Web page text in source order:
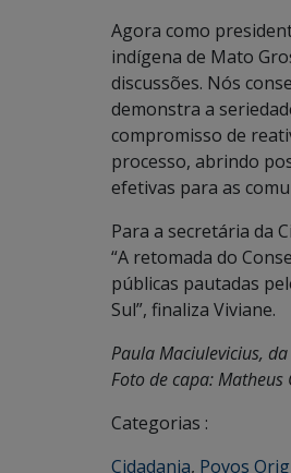
Agora como
indígena de Mato
discussões. Nós
demonstra a
compromisso de
processo, abrindo
efetivas para as
Para a secretária da
“A retomada do
públicas pautadas
Sul”, finaliza Viviane.
Paula Maciulevicius,
Foto de capa: Matheus
Categorias :
Cidadania, Povos